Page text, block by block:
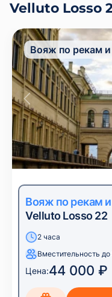
Velluto Losso
Вояж по рекам
Вояж по рекам
Velluto Losso 22
2 часа
Вместительность до
Цена:44 000 ₽